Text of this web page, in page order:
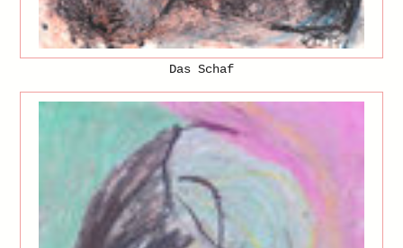
Das Schaf